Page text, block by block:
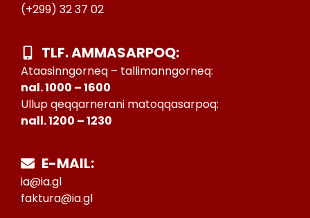
(+299) 32 37 02
TLF. AMMASARPOQ:
Ataasinngorneq – tallimanngorneq:
nal. 1000 – 1600
Ullup qeqqarnerani matoqqasarpoq:
nall. 1200 – 1230
E-MAIL:
ia@ia.gl
faktura@ia.gl